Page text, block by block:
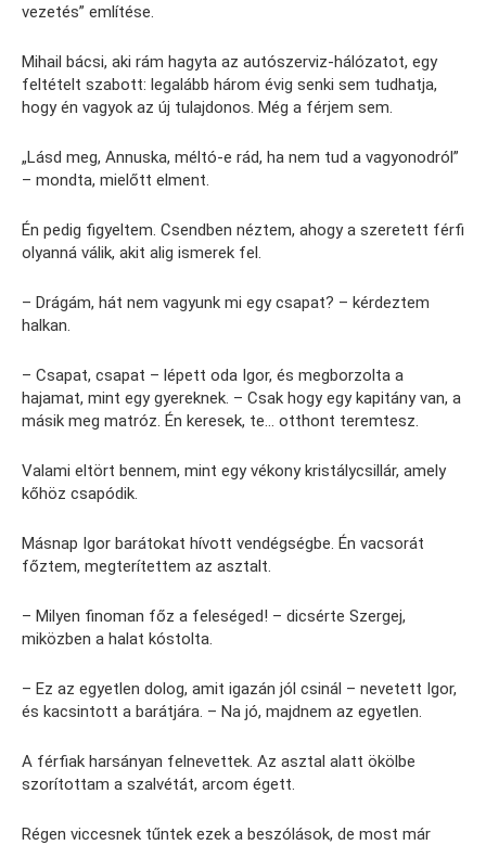
vezetés” említése.
Mihail bácsi, aki rám hagyta az autószerviz-hálózatot, egy
feltételt szabott: legalább három évig senki sem tudhatja,
hogy én vagyok az új tulajdonos. Még a férjem sem.
„Lásd meg, Annuska, méltó-e rád, ha nem tud a vagyonodról”
– mondta, mielőtt elment.
Én pedig figyeltem. Csendben néztem, ahogy a szeretett férfi
olyanná válik, akit alig ismerek fel.
– Drágám, hát nem vagyunk mi egy csapat? – kérdeztem
halkan.
– Csapat, csapat – lépett oda Igor, és megborzolta a
hajamat, mint egy gyereknek. – Csak hogy egy kapitány van, a
másik meg matróz. Én keresek, te… otthont teremtesz.
Valami eltört bennem, mint egy vékony kristálycsillár, amely
kőhöz csapódik.
Másnap Igor barátokat hívott vendégségbe. Én vacsorát
főztem, megterítettem az asztalt.
– Milyen finoman főz a feleséged! – dicsérte Szergej,
miközben a halat kóstolta.
– Ez az egyetlen dolog, amit igazán jól csinál – nevetett Igor,
és kacsintott a barátjára. – Na jó, majdnem az egyetlen.
A férfiak harsányan felnevettek. Az asztal alatt ökölbe
szorítottam a szalvétát, arcom égett.
Régen viccesnek tűntek ezek a beszólások, de most már